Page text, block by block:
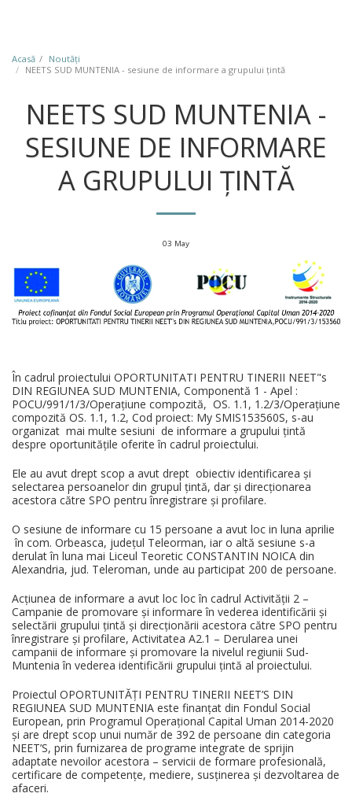
Acasă
Noutăţi
NEETS SUD MUNTENIA - sesiune de informare a grupului țintă
NEETS SUD MUNTENIA -
SESIUNE DE INFORMARE
A GRUPULUI ȚINTĂ
03 May
În cadrul proiectului OPORTUNITATI PENTRU TINERII NEET"s
DIN REGIUNEA SUD MUNTENIA, Componentă 1 - Apel :
POCU/991/1/3/Operațiune compozită, OS. 1.1, 1.2/3/Operațiune
compozită OS. 1.1, 1.2, Cod proiect: My SMIS153560S, s-au
organizat mai multe sesiuni de informare a grupului țintă
despre oportunitățile oferite în cadrul proiectului.
Ele au avut drept scop a avut drept obiectiv identificarea și
selectarea persoanelor din grupul țintă, dar și direcționarea
acestora către SPO pentru înregistrare și profilare.
O sesiune de informare cu 15 persoane a avut loc in luna aprilie
în com. Orbeasca, județul Teleorman, iar o altă sesiune s-a
derulat în luna mai Liceul Teoretic CONSTANTIN NOICA din
Alexandria, jud. Teleroman, unde au participat 200 de persoane.
Acțiunea de informare a avut loc loc în cadrul Activității 2 –
Campanie de promovare şi informare în vederea identificării și
selectării grupului țintă și direcționării acestora către SPO pentru
înregistrare și profilare, Activitatea A2.1 – Derularea unei
campanii de informare și promovare la nivelul regiunii Sud-
Muntenia în vederea identificării grupului țintă al proiectului.
Proiectul OPORTUNITĂȚI PENTRU TINERII NEET’S DIN
REGIUNEA SUD MUNTENIA este finanțat din Fondul Social
European, prin Programul Operațional Capital Uman 2014-2020
și are drept scop unui număr de 392 de persoane din categoria
NEET’S, prin furnizarea de programe integrate de sprijin
adaptate nevoilor acestora – servicii de formare profesională,
certificare de competențe, mediere, susținerea și dezvoltarea de
afaceri.